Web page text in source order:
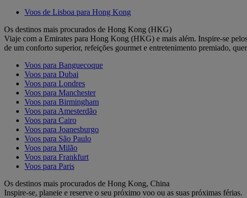
Voos de Lisboa para Hong Kong
Os destinos mais procurados de Hong Kong (HKG)
Viaje com a Emirates para Hong Kong (HKG) e mais além. Inspire-se
de um conforto superior, refeições gourmet e entretenimento premiado,
Voos para Banguecoque
Voos para Dubai
Voos para Londres
Voos para Manchester
Voos para Birmingham
Voos para Amesterdão
Voos para Cairo
Voos para Joanesburgo
Voos para São Paulo
Voos para Milão
Voos para Frankfurt
Voos para Paris
Os destinos mais procurados de Hong Kong, China
Inspire-se, planeie e reserve o seu próximo voo ou as suas próximas férias.